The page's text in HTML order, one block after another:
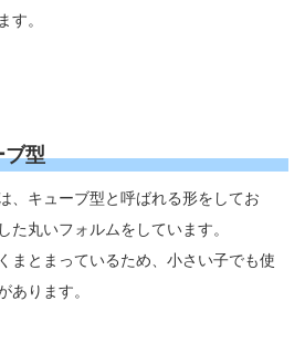
す。
ブ型
、キューブ型と呼ばれる形をしてお
た丸いフォルムをしています。
まとまっているため、小さい子でも使
あります。